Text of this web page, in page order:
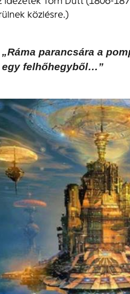
közlésre.)
„Ráma parancsára a
egy felhőhegyből…”